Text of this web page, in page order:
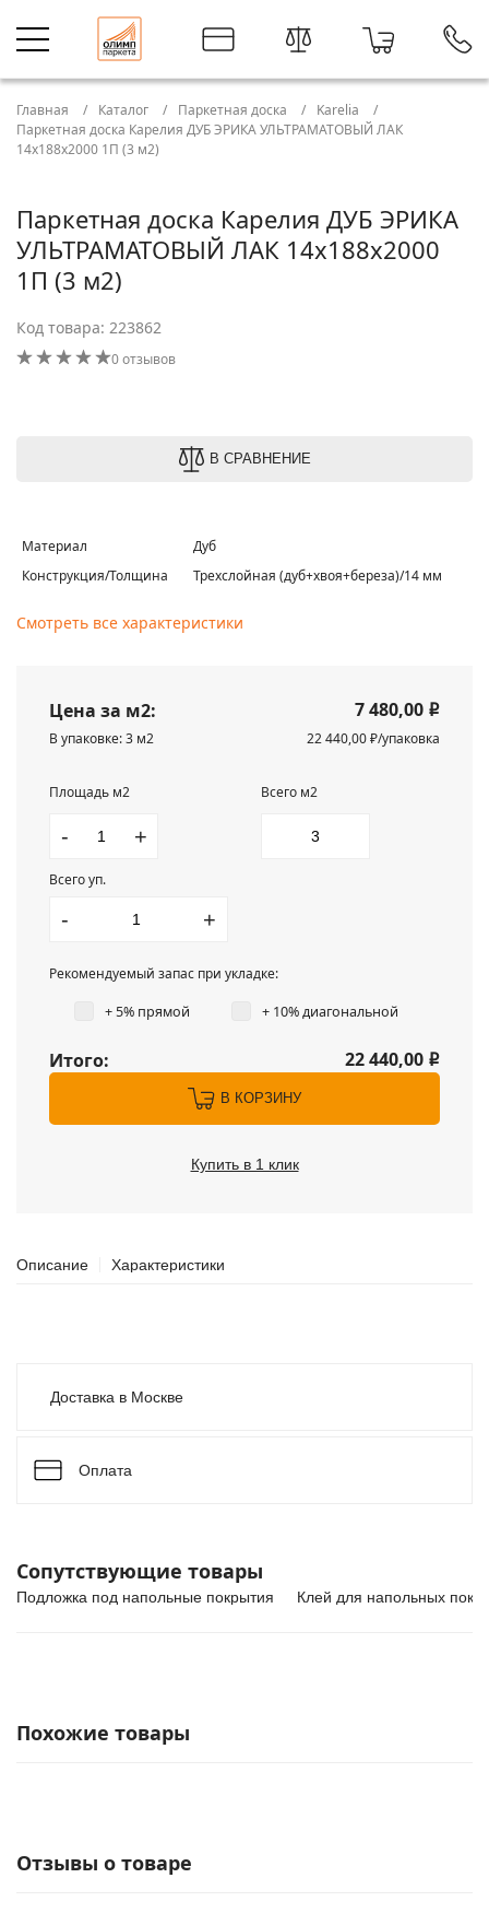
Главная Каталог Паркетная доска
Karelia
Паркетная доска Карелия ДУБ ЭРИКА УЛЬТРАМАТОВЫЙ ЛАК
14x188x2000 1П (3 м2)
Паркетная доска Карелия ДУБ ЭРИКА
УЛЬТРАМАТОВЫЙ ЛАК 14x188x2000
1П (3 м2)
Код товара: 223862
0 отзывов
В СРАВНЕНИЕ
Материал
Дуб
Конструкция/Толщина
Трехслойная (дуб+хвоя+береза)/14 мм
Смотреть все характеристики
Цена за м2: 7 480,00 i
В упаковке: 3 м2 22 440,00 ₽/упаковка
Площадь м2
- +
Всего м2
Всего уп.
- +
Рекомендуемый запас при укладке:
+ 5% прямой + 10% диагональной
Итого: 22 440,00 i
В КОРЗИНУ
Купить в 1 клик
Описание Характеристики
Доставка в Москве
Оплата
Сопутствующие товары
Подложка под напольные покрытия Клей для напольных
Похожие товары
Отзывы о товаре